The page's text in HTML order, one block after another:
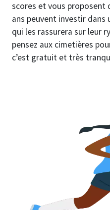
scores et vous proposent
ans peuvent investir
qui les rassurera sur leur
pensez aux cimetières
c’est gratuit et très